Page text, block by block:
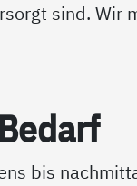
sind. Wir
bis